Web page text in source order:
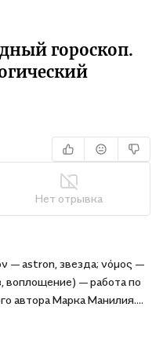
гороскоп.
Нет отрывка
— astron, звезда; νόμος —
воплощение) — работа по
автора Марка Манилия.
периода.